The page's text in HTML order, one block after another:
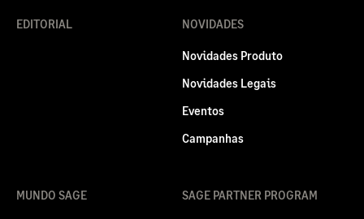
EDITORIAL NOVIDADES
Novidades Produto
Novidades Legais
Eventos
Campanhas
MUNDO SAGE SAGE PARTNER PROGRAM